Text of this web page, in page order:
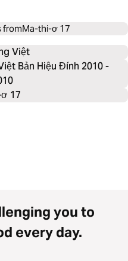
fromMa-thi-ơ 17
Việt
Bản Hiệu Đính 2010 -
17
you to
every day.